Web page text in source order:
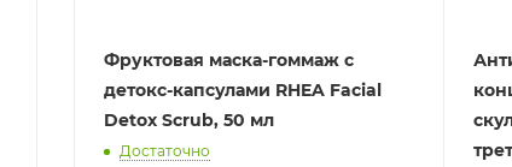
Фруктовая маска-гоммаж с
детокс-капсулами RHEA Facial
Detox Scrub, 50 мл
Достаточно